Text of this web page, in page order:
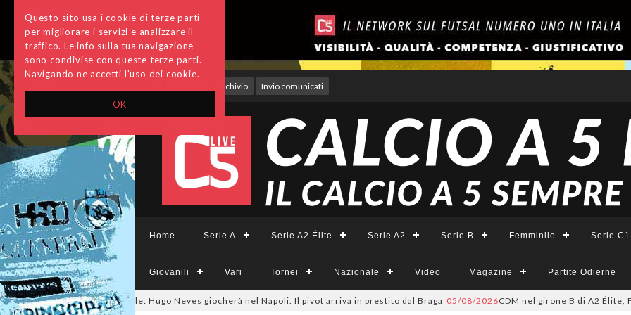
OK
Questo sito usa i cookie di terze parti
per migliorare i servizi e analizzare il
traffico. Le info sulla tua navigazione
sono condivise con queste terze parti.
Navigando ne accetti l'uso dei cookie.
Archivio Invio comunicati
Home Serie A Serie A2 Élite Serie A2 Serie B Femminile Serie C1
Giovanili Vari Tornei Nazionale Video Magazine Partite Odierne
ora è ufficiale: Hugo Neves giocherà nel Napoli. Il pivot arriva in prestito dal Braga 05/08/2026CDM nel girone B di A2 Élite,